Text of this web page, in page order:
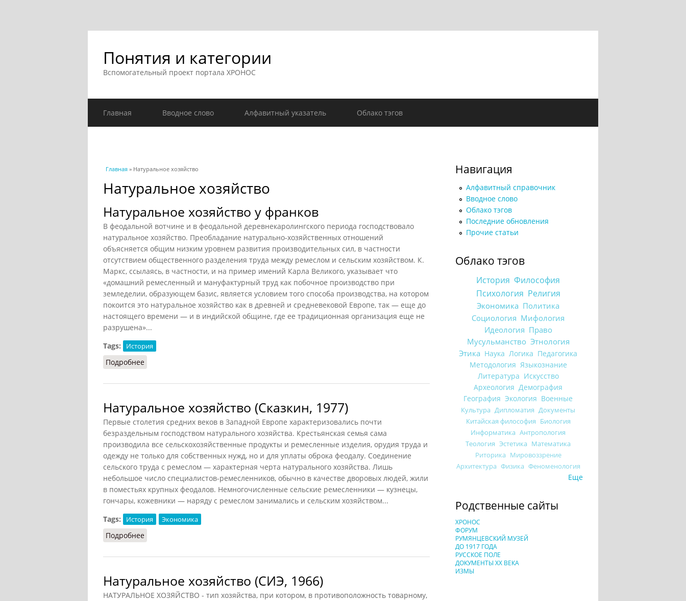
Понятия и категории
Вспомогательный проект портала ХРОНОС
Главная Вводное слово Алфавитный указатель Облако тэгов
Вы здесь
Главная » Натуральное хозяйство
Натуральное хозяйство
Натуральное хозяйство у франков
В феодальной вотчине и в феодальной деревнекаролингского периода господствовало
натуральное хозяйство. Преобладание натурально-хозяйственных отношений
объясняется общим низким уровнем развития производительных сил, в частности
отсутствием общественного разделения труда между ремеслом и сельским хозяйством. К.
Маркс, ссылаясь, в частности, и на пример имений Карла Великого, указывает что
«домашний ремесленный и мануфактурный труд как побочное производство при
земледелии, образующем базис, является условием того способа производства, на котором
покоится это натуральное хозяйство как в древней и средневековой Европе, так — еще до
настоящего времени — и в индийской общине, где ее традиционная организация еще не
разрушена»...
Tags:
История
Подробнее
Натуральное хозяйство (Сказкин, 1977)
Первые столетия средних веков в Западной Европе характеризовались почти
безраздельным господством натурального хозяйства. Крестьянская семья сама
производила все сельскохозяйственные продукты и ремесленные изделия, орудия труда и
одежду не только для собственных нужд, но и для уплаты оброка феодалу. Соединение
сельского труда с ремеслом — характерная черта натурального хозяйства. Лишь
небольшое число специалистов-ремесленников, обычно в качестве дворовых людей, жили
в поместьях крупных феодалов. Немногочисленные сельские ремесленники — кузнецы,
гончары, кожевники — наряду с ремеслом занимались и сельским хозяйством...
Tags:
История Экономика
Подробнее
Натуральное хозяйство (СИЭ, 1966)
НАТУРАЛЬНОЕ ХОЗЯЙСТВО - тип хозяйства, при котором, в противоположность товарному,
Навигация
Алфавитный справочник
Вводное слово
Облако тэгов
Последние обновления
Прочие статьи
Облако тэгов
История Философия
Психология Религия
Экономика Политика
Социология Мифология
Идеология Право
Мусульманство Этнология
Этика Наука Логика Педагогика
Методология Языкознание
Литература Искусство
Археология Демография
География Экология Военные
Культура Дипломатия Документы
Китайская философия Биология
Информатика Антропология
Теология Эстетика Математика
Риторика Мировоззрение
Архитектура Физика Феноменология
Еще
Родственные сайты
ХРОНОС
ФОРУМ
РУМЯНЦЕВСКИЙ МУЗЕЙ
ДО 1917 ГОДА
РУССКОЕ ПОЛЕ
ДОКУМЕНТЫ XX ВЕКА
ИЗМЫ